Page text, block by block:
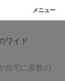
ワイド
自宅に多数の